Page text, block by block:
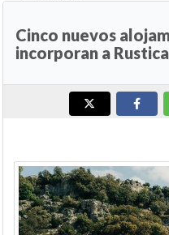
Cinco nuevos
incorporan a